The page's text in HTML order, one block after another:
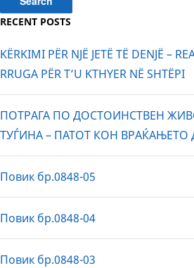
RECENT POSTS
KËRKIMI PËR NJË JETË TË DENJË –
RRUGA PËR T’U KTHYER NË SHTËPI
ПОТРАГА ПО ДОСТОИНСТВЕН
ТУЃИНА – ПАТОТ КОН
Повик бр.0848-05
Повик бр.0848-04
Повик бр.0848-03